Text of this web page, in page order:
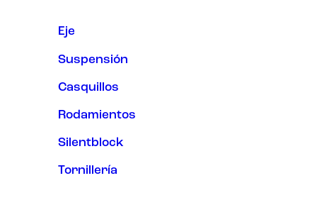
Eje
Suspensión
Casquillos
Rodamientos
Silentblock
Tornillería